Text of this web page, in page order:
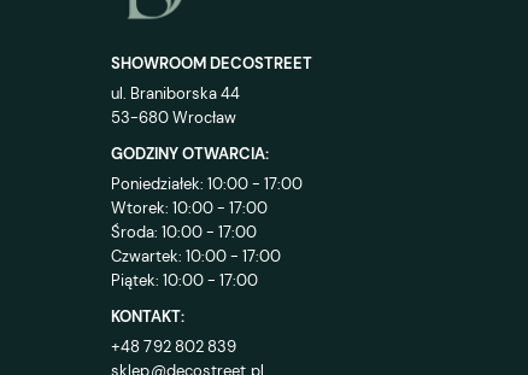
SHOWROOM DECOSTREET
ul. Braniborska 44
53-680 Wrocław
GODZINY OTWARCIA:
Poniedziałek: 10:00 - 17:00
Wtorek: 10:00 - 17:00
Środa: 10:00 - 17:00
Czwartek: 10:00 - 17:00
Piątek: 10:00 - 17:00
KONTAKT:
+48 792 802 839